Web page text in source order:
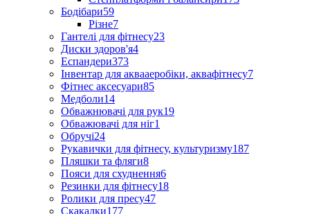
Бодібари59
Різне7
Гантелі для фітнесу23
Диски здоров'я4
Еспандери373
Інвентар для аквааеробіки, аквафітнесу7
Фітнес аксесуари85
Медболи14
Обважнювачі для рук19
Обважювачі для ніг1
Обручі24
Рукавички для фітнесу, культуризму187
Пляшки та фляги8
Пояси для схуднення6
Резинки для фітнесу18
Ролики для пресу47
Скакалки177